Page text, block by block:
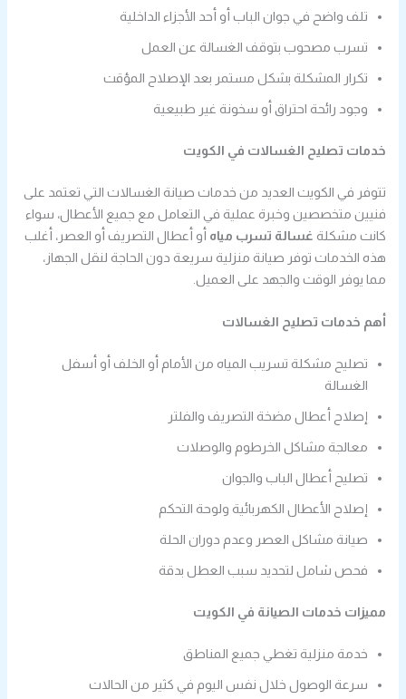
تلف واضح في جوان الباب أو أحد الأجزاء الداخلية
تسرب مصحوب بتوقف الغسالة عن العمل
تكرار المشكلة بشكل مستمر بعد الإصلاح المؤقت
وجود رائحة احتراق أو سخونة غير طبيعية
خدمات تصليح الغسالات في الكويت
تتوفر في الكويت العديد من خدمات صيانة الغسالات التي تعتمد على
فنيين متخصصين وخبرة عملية في التعامل مع جميع الأعطال، سواء
كانت مشكلة غسالة تسرب مياه أو أعطال التصريف أو العصر، أغلب
هذه الخدمات توفر صيانة منزلية سريعة دون الحاجة لنقل الجهاز،
مما يوفر الوقت والجهد على العميل.
أهم خدمات تصليح الغسالات
تصليح مشكلة تسريب المياه من الأمام أو الخلف أو أسفل
الغسالة
إصلاح أعطال مضخة التصريف والفلتر
معالجة مشاكل الخرطوم والوصلات
تصليح أعطال الباب والجوان
إصلاح الأعطال الكهربائية ولوحة التحكم
صيانة مشاكل العصر وعدم دوران الحلة
فحص شامل لتحديد سبب العطل بدقة
مميزات خدمات الصيانة في الكويت
خدمة منزلية تغطي جميع المناطق
سرعة الوصول خلال نفس اليوم في كثير من الحالات